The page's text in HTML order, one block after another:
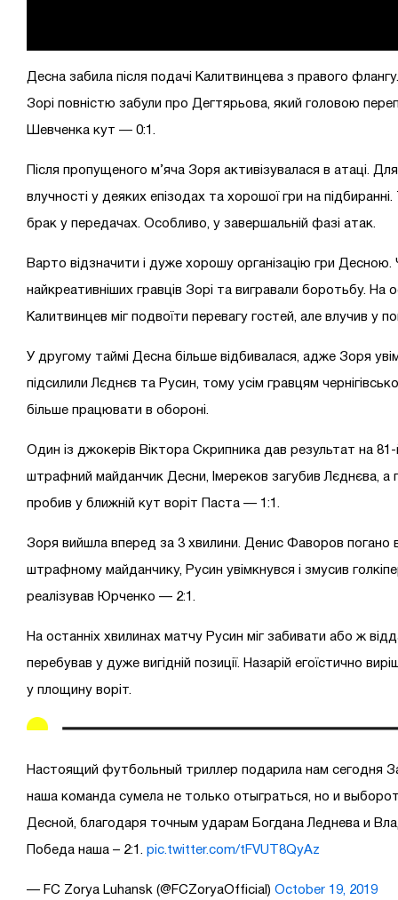
Десна забила після подачі Калитвинцева з правого
Зорі повністю забули про Дегтярьова, який головою
Шевченка кут — 0:1.
Після пропущеного м’яча Зоря активізувалася в атаці.
влучності у деяких епізодах та хорошої гри на
брак у передачах. Особливо, у завершальній фазі атак.
Варто відзначити і дуже хорошу організацію гри Десною.
найкреативніших гравців Зорі та вигравали боротьбу. На
Калитвинцев міг подвоїти перевагу гостей, але влучив у
У другому таймі Десна більше відбивалася, адже Зоря
підсилили Лєднєв та Русин, тому усім гравцям
більше працювати в обороні.
Один із джокерів Віктора Скрипника дав результат на
штрафний майданчик Десни, Імереков загубив Лєднєва, а
пробив у ближній кут воріт Паста — 1:1.
Зоря вийшла вперед за 3 хвилини. Денис Фаворов погано
штрафному майданчику, Русин увімкнувся і змусив
реалізував Юрченко — 2:1.
На останніх хвилинах матчу Русин міг забивати або ж
перебував у дуже вигідній позиції. Назарій егоїстично
у площину воріт.
Настоящий футбольный триллер подарила нам сегодня
наша команда сумела не только отыграться, но и
Десной, благодаря точным ударам Богдана Леднева и
Победа наша – 2:1. pic.twitter.com/tFVUT8QyAz
— FC Zorya Luhansk (@FCZoryaOfficial) October 19, 2019